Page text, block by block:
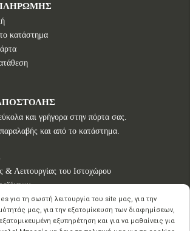
κατάστημα
και γρήγορα στην πόρτα σας.
και από το κατάστημα.
& Λειτουργίας του Ιστοχώρου
- Δικαίωμα Υπαναχώρησης
Δεδομένων
για τη σωστή λειτουργία του site μας, για την
μας, για την εξατομίκευση των διαφημίσεων,
εξυπηρέτηση και για να μαθαίνεις για